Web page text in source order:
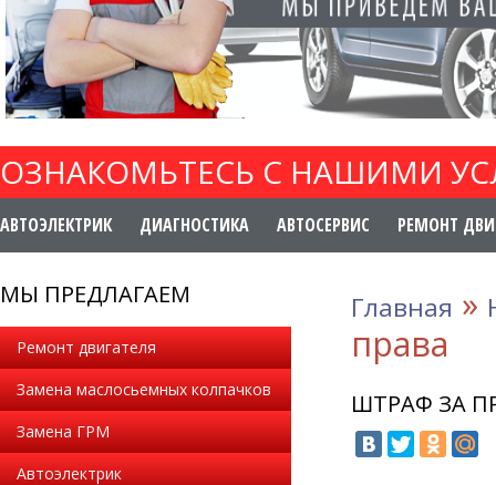
ОЗНАКОМЬТЕСЬ С НАШИМИ
АВТОЭЛЕКТРИК ДИАГНОСТИКА АВТОСЕРВИС РЕМОНТ
МЫ ПРЕДЛАГАЕМ
Ремонт двигателя
Замена маслосьемных колпачков
Замена ГРМ
Автоэлектрик
Главная »
права
ШТРАФ ЗА